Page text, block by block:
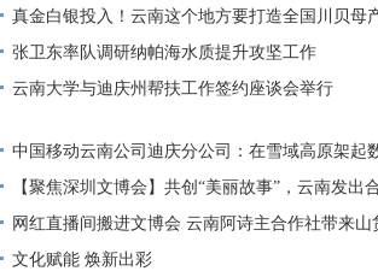
真金白银投入！云南这个地方要打造全国川贝母
冠军”
张卫东率队调研纳帕海水质提升攻坚工作
云南大学与迪庆州帮扶工作签约座谈会举行
中国移动云南公司迪庆分公司：在雪域高原架起
梁、浇灌文明之花
【聚焦深圳文博会】共创“美丽故事”，云南发出
函”！
网红直播间搬进文博会 云南阿诗主合作社带来山
文化
文化赋能 焕新出彩